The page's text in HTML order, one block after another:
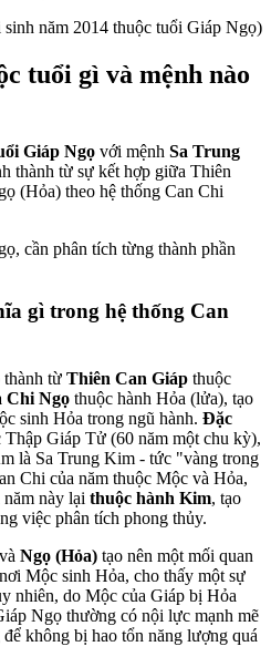
năm 2014 thuộc tuổi Giáp Ngọ)
tuổi gì và mệnh nào
Giáp Ngọ với mệnh Sa Trung
thành từ sự kết hợp giữa Thiên
(Hỏa) theo hệ thống Can Chi
cần phân tích từng thành phần
gì trong hệ thống Can
thành từ Thiên Can Giáp thuộc
Chi Ngọ thuộc hành Hỏa (lửa), tạo
sinh Hỏa trong ngũ hành. Đặc
Giáp Tử (60 năm một chu kỳ),
là Sa Trung Kim - tức "vàng trong
Chi của năm thuộc Mộc và Hỏa,
này lại thuộc hành Kim, tạo
việc phân tích phong thủy.
và Ngọ (Hỏa) tạo nên một mối quan
Mộc sinh Hỏa, cho thấy một sự
nhiên, do Mộc của Giáp bị Hỏa
Ngọ thường có nội lực mạnh mẽ
không bị hao tổn năng lượng quá